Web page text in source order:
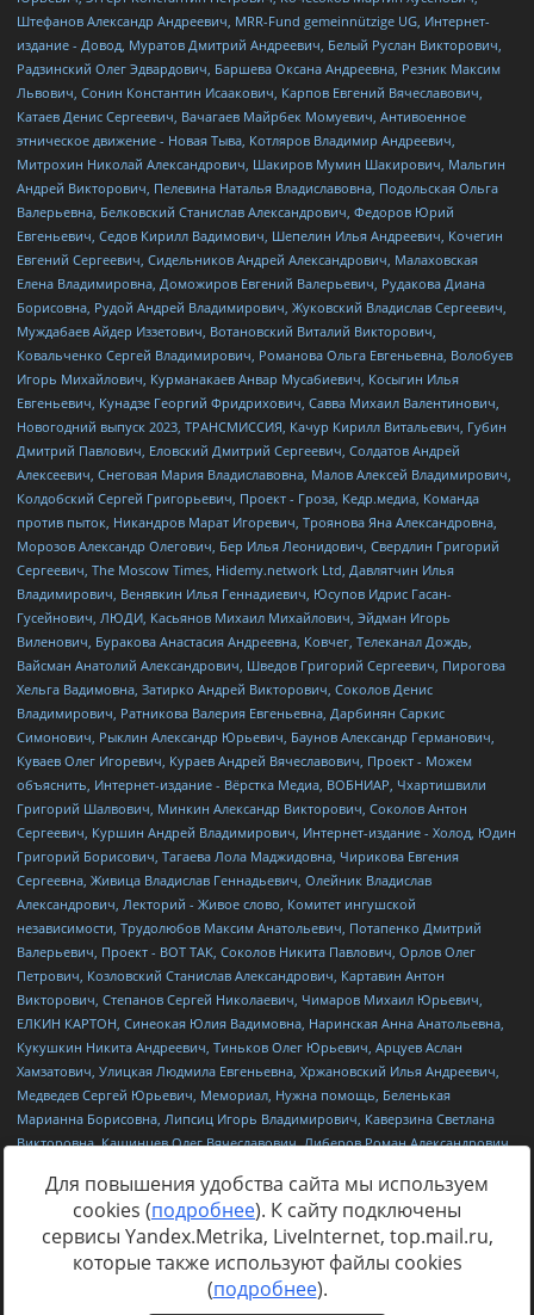
Источник:https://minjust.gov.ru/uploaded/files/reestr-
inostrannyih-agentov-22-03-2024.pdfданные на22.03.2024
Для повышения удобства сайта мы используем
cookies (подробнее). К сайту подключены
сервисы Yandex.Metrika, LiveInternet, top.mail.ru,
которые также используют файлы cookies
(подробнее).